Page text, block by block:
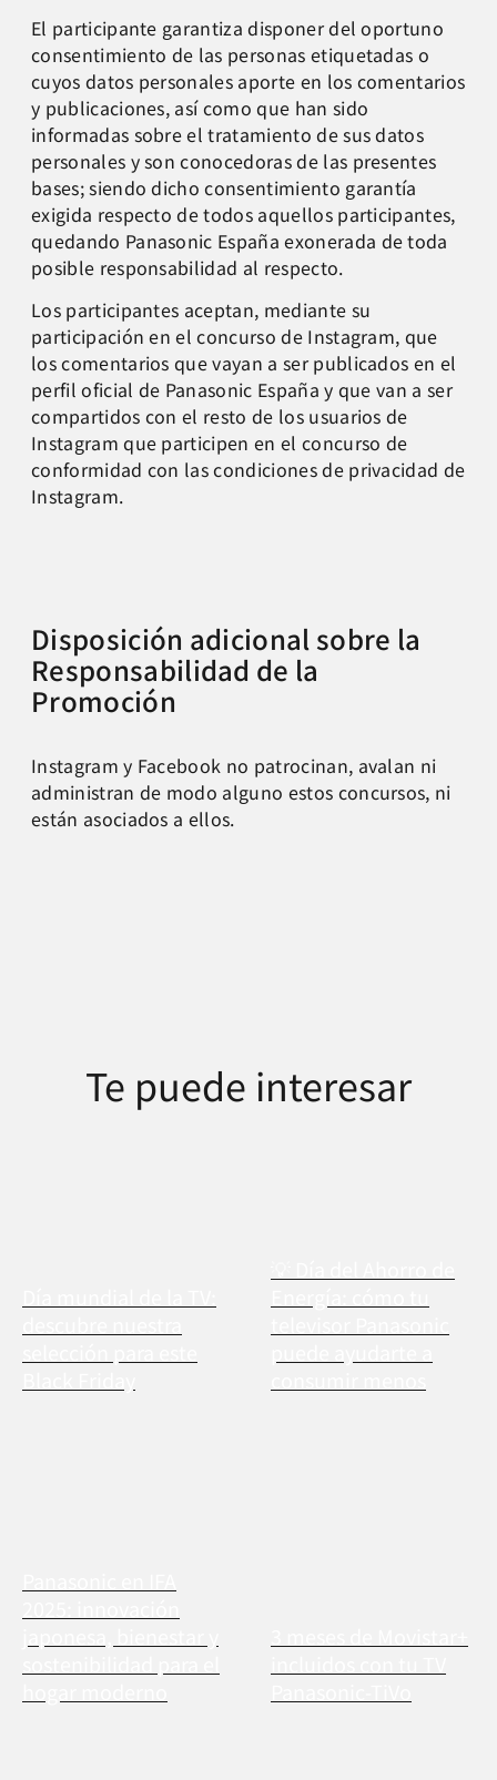
El participante garantiza disponer del oportuno
consentimiento de las personas etiquetadas o
cuyos datos personales aporte en los comentarios
y publicaciones, así como que han sido
informadas sobre el tratamiento de sus datos
personales y son conocedoras de las presentes
bases; siendo dicho consentimiento garantía
exigida respecto de todos aquellos participantes,
quedando Panasonic España exonerada de toda
posible responsabilidad al respecto.
Los participantes aceptan, mediante su
participación en el concurso de Instagram, que
los comentarios que vayan a ser publicados en el
perfil oficial de Panasonic España y que van a ser
compartidos con el resto de los usuarios de
Instagram que participen en el concurso de
conformidad con las condiciones de privacidad de
Instagram.
Disposición adicional sobre la
Responsabilidad de la
Promoción
Instagram y Facebook no patrocinan, avalan ni
administran de modo alguno estos concursos, ni
están asociados a ellos.
Te puede interesar